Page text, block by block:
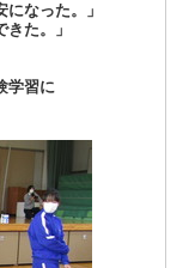
なった。」
た。」
学習に